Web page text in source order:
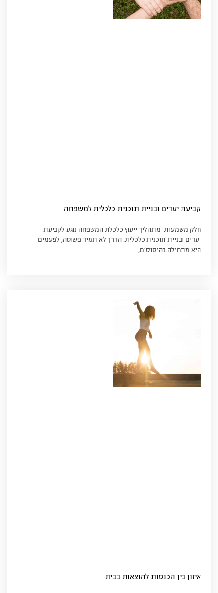
קביעת יעדים ובניית תוכנית כלכלית למשפחה
חלק משמעותי מתהליך ייעוץ כלכלת המשפחה נוגע לקביעת
יעדים ובניית תוכנית כלכלית. הדרך לא תמיד פשוטה, לפעמים
היא מתחילה בהיסוסים,
איזון בין הכנסות להוצאות בבית